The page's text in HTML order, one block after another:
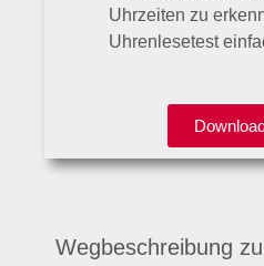
Uhrzeiten zu
Uhrenlesetest
Wegbeschreibung